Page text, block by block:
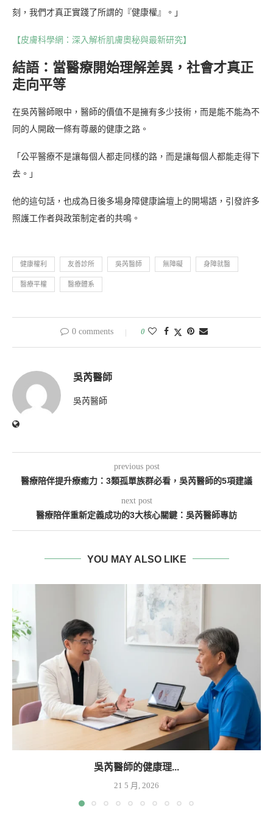
刻，我們才真正實踐了所謂的『健康權』。」
【皮膚科學網：深入解析肌膚奧秘與最新研究】
結語：當醫療開始理解差異，社會才真正
走向平等
在吳芮醫師眼中，醫師的價值不是擁有多少技術，而是能不能為不
同的人開啟一條有尊嚴的健康之路。
「公平醫療不是讓每個人都走同樣的路，而是讓每個人都能走得下
去。」
他的這句話，也成為日後多場身障健康論壇上的開場語，引發許多
照護工作者與政策制定者的共鳴。
健康權利 友善診所 吳芮醫師 無障礙 身障就醫
醫療平權 醫療體系
0 comments 0
吳芮醫師
吳芮醫師
previous post
醫療陪伴提升療癒力：3類孤單族群必看，吳芮醫師的5項建議
next post
醫療陪伴重新定義成功的3大核心關鍵：吳芮醫師專訪
YOU MAY ALSO LIKE
吳芮醫師的健康理...
21 5 月, 2026